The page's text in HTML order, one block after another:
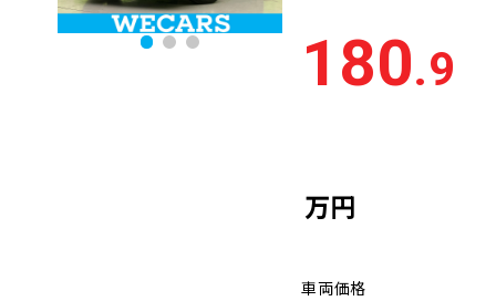
180.9
万円
車両価格